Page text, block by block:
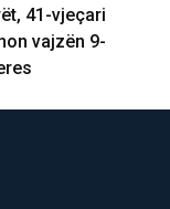
41-vjeçari
vajzën 9-